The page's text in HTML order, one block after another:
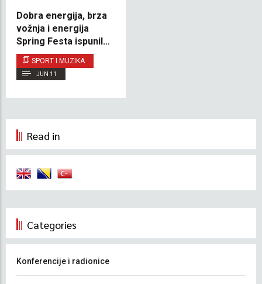
Dobra energija, brza
vožnja i energija
Spring Festa ispunili
IUS kampus
SPORT I MUZIKA
JUN 11
Read in
Categories
Konferencije i radionice